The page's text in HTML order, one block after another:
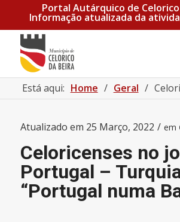
Portal Autárquico de
Informação atualizada da
Está aqui: Home / Geral /
Atualizado em 25 Março, 2022 / em
Celoricenses no
Portugal –
“Portugal numa